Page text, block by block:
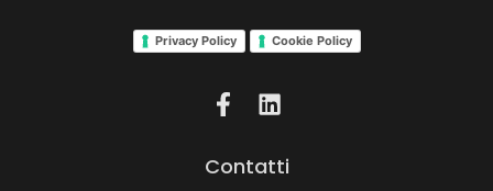
Privacy Policy Cookie Policy
Contatti